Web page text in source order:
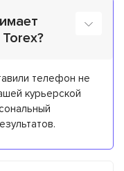
телефон не
курьерской